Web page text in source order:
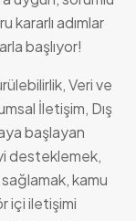
adımlar
başlıyor!
Veri ve
İletişim, Dış
başlayan
desteklemek,
kamu
içi iletişimi